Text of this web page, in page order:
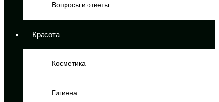
Вопросы и ответы
Красота
Косметика
Гигиена